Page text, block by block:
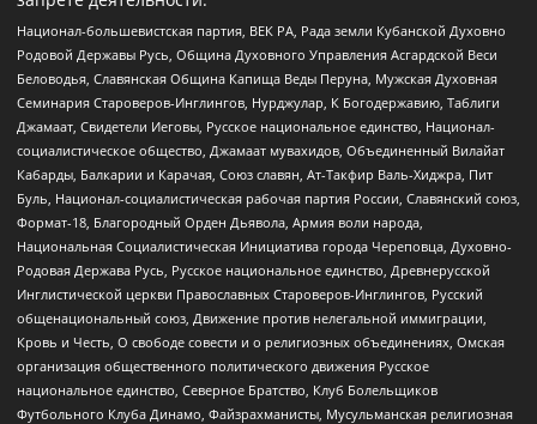
Национал-большевистская партия, ВЕК РА, Рада земли Кубанской Духовно
Родовой Державы Русь, Община Духовного Управления Асгардской Веси
Беловодья, Славянская Община Капища Веды Перуна, Мужская Духовная
Семинария Староверов-Инглингов, Нурджулар, К Богодержавию, Таблиги
Джамаат, Свидетели Иеговы, Русское национальное единство, Национал-
социалистическое общество, Джамаат мувахидов, Объединенный Вилайат
Кабарды, Балкарии и Карачая, Союз славян, Ат-Такфир Валь-Хиджра, Пит
Буль, Национал-социалистическая рабочая партия России, Славянский союз,
Формат-18, Благородный Орден Дьявола, Армия воли народа,
Национальная Социалистическая Инициатива города Череповца, Духовно-
Родовая Держава Русь, Русское национальное единство, Древнерусской
Инглистической церкви Православных Староверов-Инглингов, Русский
общенациональный союз, Движение против нелегальной иммиграции,
Кровь и Честь, О свободе совести и о религиозных объединениях, Омская
организация общественного политического движения Русское
национальное единство, Северное Братство, Клуб Болельщиков
Футбольного Клуба Динамо, Файзрахманисты, Мусульманская религиозная